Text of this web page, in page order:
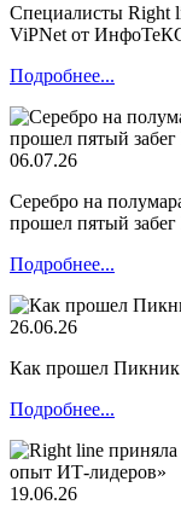
Специалисты Right
ViPNet от
Подробнее...
06.07.26
Серебро на
прошел пятый
Подробнее...
26.06.26
Как прошел
Подробнее...
19.06.26